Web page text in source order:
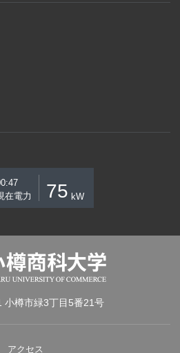
在電力
75 kW
小樽市緑3丁目5番21号
アクセス